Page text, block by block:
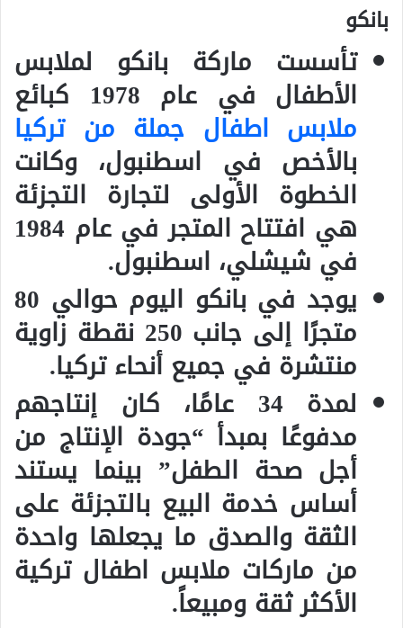
بانكو
تأسست ماركة بانكو لملابس
الأطفال في عام 1978 كبائع
ملابس اطفال جملة من تركيا
بالأخص في اسطنبول، وكانت
الخطوة الأولى لتجارة التجزئة
هي افتتاح المتجر في عام 1984
في شيشلي، اسطنبول.
يوجد في بانكو اليوم حوالي 80
متجرًا إلى جانب 250 نقطة زاوية
منتشرة في جميع أنحاء تركيا.
لمدة 34 عامًا، كان إنتاجهم
مدفوعًا بمبدأ “جودة الإنتاج من
أجل صحة الطفل” بينما يستند
أساس خدمة البيع بالتجزئة على
الثقة والصدق ما يجعلها واحدة
من ماركات ملابس اطفال تركية
الأكثر ثقة ومبيعاً.